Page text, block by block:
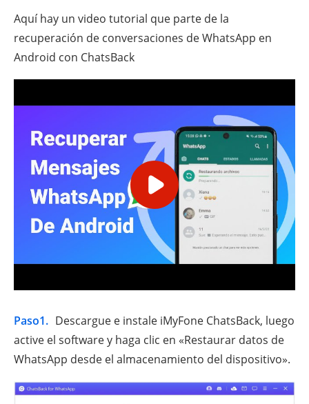
Aquí hay un video tutorial que parte de la
recuperación de conversaciones de WhatsApp en
Android con ChatsBack
Paso1. Descargue e instale iMyFone ChatsBack, luego
active el software y haga clic en «Restaurar datos de
WhatsApp desde el almacenamiento del dispositivo».